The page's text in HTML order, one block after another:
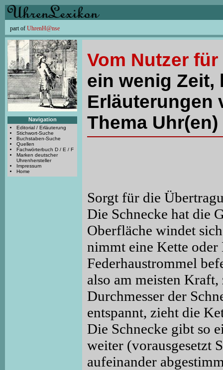
part of UhrenH@nse
Navigation
Editorial / Erläuterung
Stichwort-Suche
Buchstaben-Suche
Quellen
Fachwörterbuch D / E / F
Marken deutscher
Uhrenhersteller
Impressum
Home
Vom Nutzer
ein wenig Zeit,
Erläuterungen
Thema
Sorgt für die
Die Schnecke hat die
Oberfläche windet
nimmt eine Kette oder
Federhaustrommel
also am meisten
Durchmesser der
entspannt, zieht die
Die Schnecke gibt so
weiter (vorausgesetzt
aufeinander